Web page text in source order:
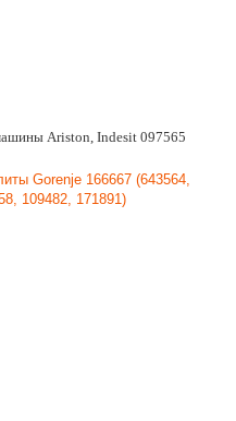
Ariston, Indesit 097565